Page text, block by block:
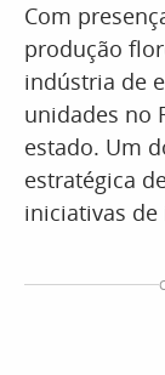
Com
produção
indústria de
unidades no
estado. Um
estratégica
iniciativas